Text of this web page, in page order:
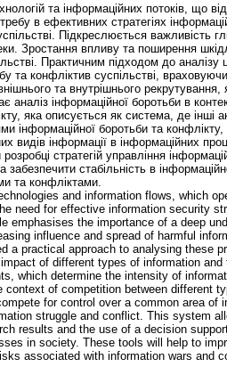
та інформаційних потоків, що
в ефективних стратегіях
Підкреслюється важливість
Зростання впливу та поширення
Практичним підходом до
конфліктив суспільстві,
та внутрішнього
інформаційної боротьби в
яка описується як система, де
інформаційної боротьби та
видів інформації в інформаційних
стратегій управління
забезпечити стабільність в
та конфліктами.
and information flows, which
need for effective information security
the importance of a deep
influence and spread of harmful
a practical approach to analysing these
of different types of information
which determine the intensity of
of competition between different
for control over a common area
struggle and conflict. This system
results and the use of a decision
in society. These tools will help to
associated with information wars and